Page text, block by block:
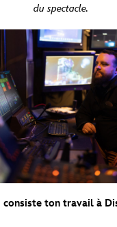
du spectacle.
consiste ton travail à